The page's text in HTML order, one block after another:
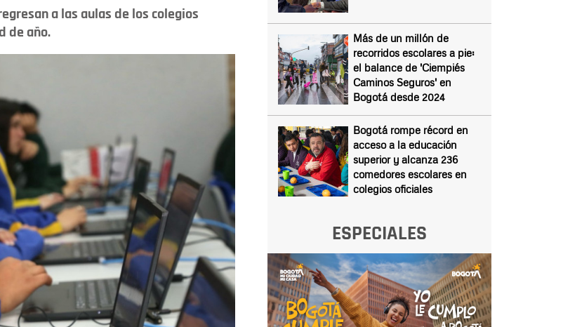
a las aulas de los colegios
de año.
Más de un millón de
recorridos escolares a pie:
el balance de 'Ciempiés
Caminos Seguros' en
Bogotá desde 2024
Bogotá rompe récord en
acceso a la educación
superior y alcanza 236
comedores escolares en
colegios oficiales
ESPECIALES